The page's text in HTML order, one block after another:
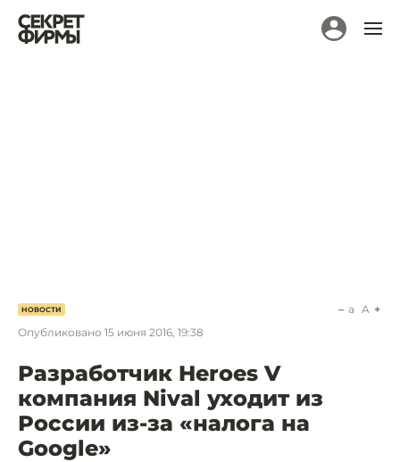
НОВОСТИ
Опубликовано 15 июня 2016, 19:38
a A
Разработчик Heroes V
компания Nival уходит из
России из-за «налога на
Google»